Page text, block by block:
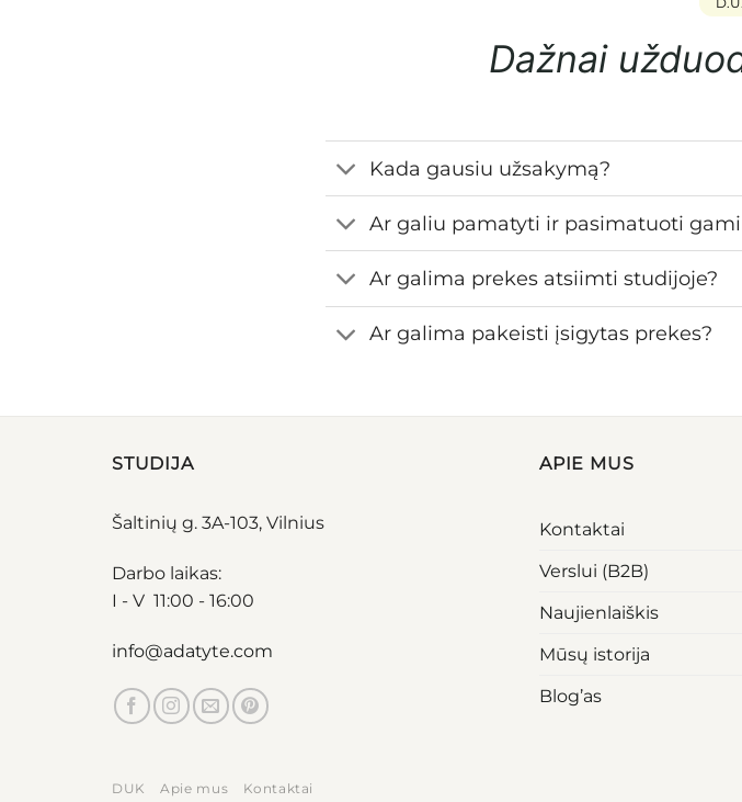
Dažnai
Kada gausiu užsakymą?
Ar galiu pamatyti ir pasimatuoti
Ar galima prekes atsiimti studijoje?
Ar galima pakeisti įsigytas prekes?
STUDIJA
Šaltinių g. 3A-103, Vilnius
Darbo laikas:
I - V 11:00 - 16:00
info@adatyte.com
APIE MUS
Kontaktai
Verslui (B2B)
Naujienlaiškis
Mūsų istorija
Blog’as
DUK Apie mus Kontaktai